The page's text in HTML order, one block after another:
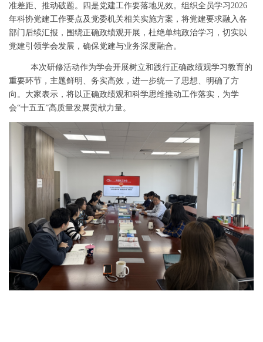
准差距、推动破题。四是党建工作要落地见效。组织全员学习 2026
年科协党建工作要点及党委机关相关实施方案，将党建要求融入各
部门后续汇报，围绕正确政绩观开展，杜绝单纯政治学习，切实以
党建引领学会发展，确保党建与业务深度融合。
本次研修活动作为学会开展树立和践行正确政绩观学习教育的
重要环节 ， 主题鲜明、务实高效，进一步统一了思想、明确了方
向。大家表示，将以正确政绩观和科学思维推动工作落实，为学
会“十五五”高质量发展贡献力量。